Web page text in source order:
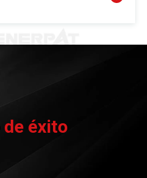
de éxito